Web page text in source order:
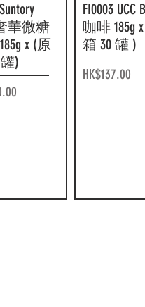
速瀏覽
華微糖
x (原
)
快速瀏
FI0003 UCC
咖啡 185g
箱 30 罐 )
價格
HK$137.00